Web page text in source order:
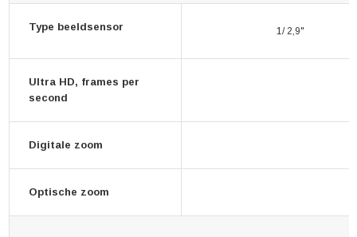
Type beeldsensor 1/ 2,9"
Ultra HD, frames per
second
Digitale zoom
Optische zoom